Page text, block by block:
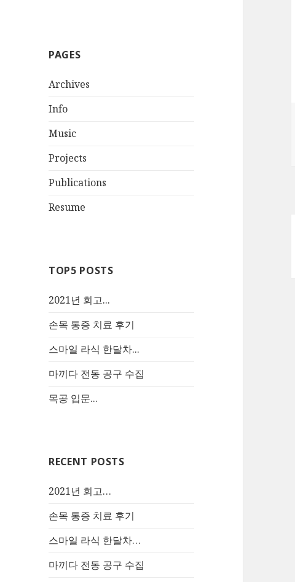
PAGES
Archives
Info
Music
Projects
Publications
Resume
TOP5 POSTS
2021년 회고...
손목 통증 치료 후기
스마일 라식 한달차...
마끼다 전동 공구 수집
목공 입문...
RECENT POSTS
2021년 회고…
손목 통증 치료 후기
스마일 라식 한달차…
마끼다 전동 공구 수집